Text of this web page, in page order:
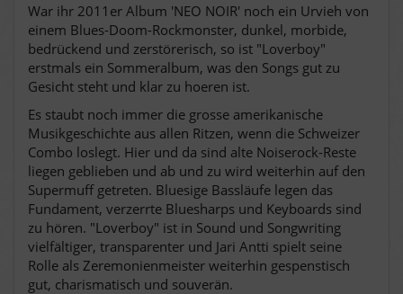
War ihr 2011er Album 'NEO NOIR' noch ein Urvieh von
einem Blues-Doom-Rockmonster, dunkel, morbide,
bedrückend und zerstörerisch, so ist "Loverboy"
erstmals ein Sommeralbum, was den Songs gut zu
Gesicht steht und klar zu hoeren ist.
Es staubt noch immer die grosse amerikanische
Musikgeschichte aus allen Ritzen, wenn die Schweizer
Combo loslegt. Hier und da sind alte Noiserock-Reste
liegen geblieben und ab und zu wird weiterhin auf den
Supermuff getreten. Bluesige Bassläufe legen das
Fundament, verzerrte Bluesharps und Keyboards sind
zu hören. "Loverboy" ist in Sound und Songwriting
vielfältiger, transparenter und Jari Antti spielt seine
Rolle als Zeremonienmeister weiterhin gespenstisch
gut, charismatisch und souverän.